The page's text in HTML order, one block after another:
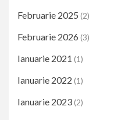
Februarie 2025 (2)
Februarie 2026 (3)
Ianuarie 2021 (1)
Ianuarie 2022 (1)
Ianuarie 2023(2)